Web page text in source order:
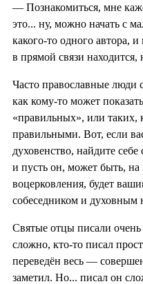
— Познакомиться, мне
это... ну, можно начать с
какого-то одного автора,
в прямой связи находится,
Часто православные люди
как кому-то может
«правильных», или таких,
правильными. Вот, если
духовенство, найдите себе
и пусть он, может быть,
воцерковления, будет
собеседником и духовным
Святые отцы писали
сложно, кто-то писал
переведён весь —
заметил. Но... писал он